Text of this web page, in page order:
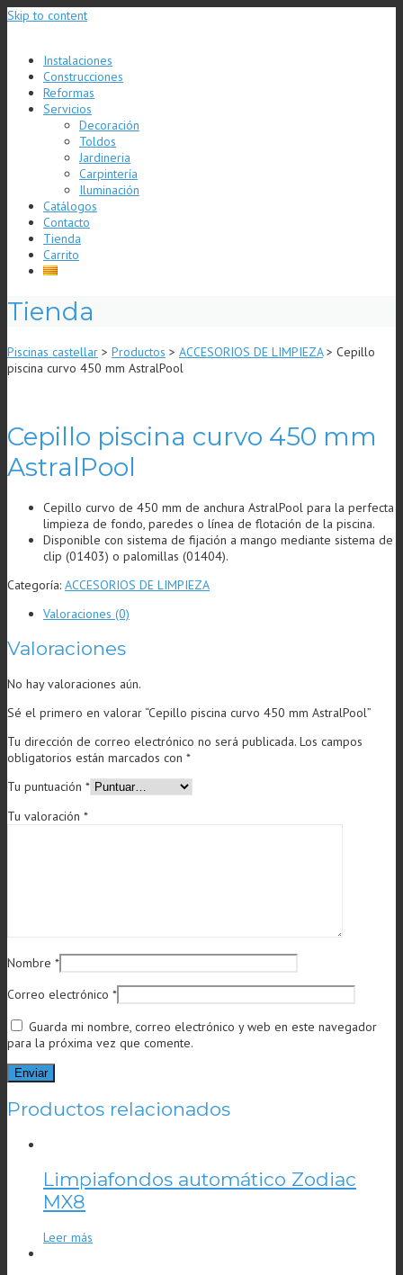
Skip to content
Instalaciones
Construcciones
Reformas
Servicios
Decoración
Toldos
Jardineria
Carpintería
Iluminación
Catálogos
Contacto
Tienda
Carrito
Tienda
Piscinas castellar > Productos > ACCESORIOS DE LIMPIEZA> Cepillo
piscina curvo 450 mm AstralPool
Cepillo piscina curvo 450 mm
AstralPool
Cepillo curvo de 450 mm de anchura AstralPool para la perfecta
limpieza de fondo, paredes o línea de flotación de la piscina.
Disponible con sistema de fijación a mango mediante sistema de
clip (01403) o palomillas (01404).
Categoría: ACCESORIOS DE LIMPIEZA
Valoraciones (0)
Valoraciones
No hay valoraciones aún.
Sé el primero en valorar “Cepillo piscina curvo 450 mm AstralPool”
Tu dirección de correo electrónico no será publicada. Los campos
obligatorios están marcados con *
Tu puntuación *
Tu valoración *
Nombre *
Correo electrónico *
Guarda mi nombre, correo electrónico y web en este navegador
para la próxima vez que comente.
Productos relacionados
Limpiafondos automático Zodiac
MX8
Leer más